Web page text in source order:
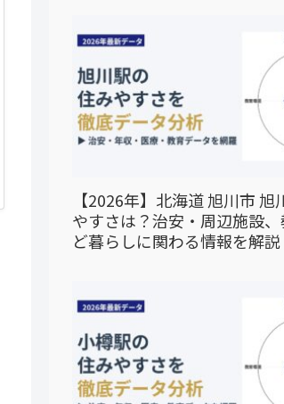
【2026年】北海道 旭川市 旭
やすさは？治安・周辺施設
ど暮らしに関わる情報を解説